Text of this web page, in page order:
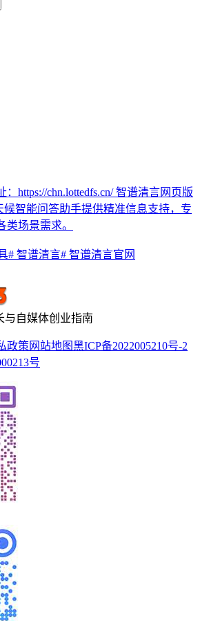
https://chn.lottedfs.cn/ 智谱清言网页版
候智能问答助手提供精准信息支持，专
类场景需求。
# 智谱清言# 智谱清言官网
与自媒体创业指南
政策 网站地图黑ICP备2022005210号-2
号